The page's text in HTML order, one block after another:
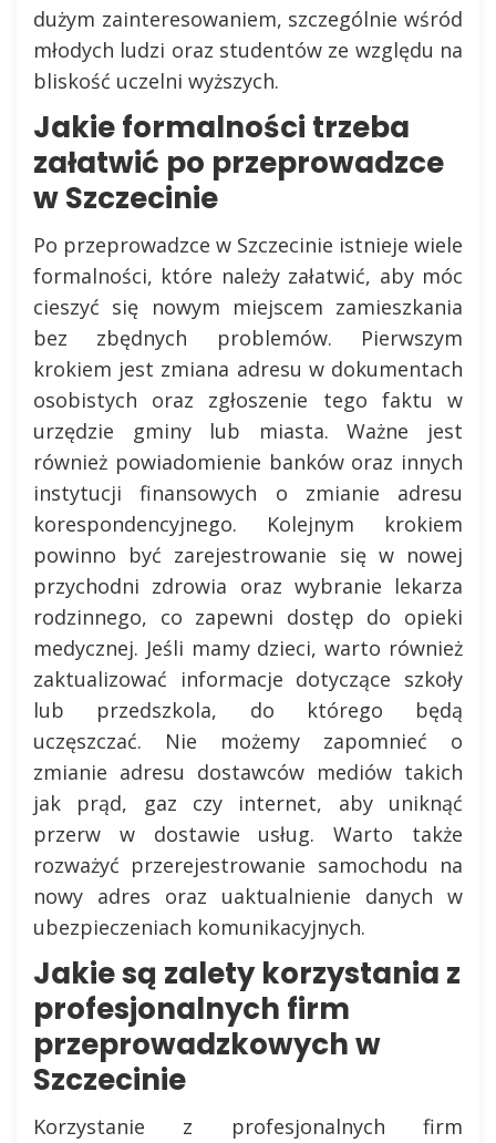
dużym zainteresowaniem, szczególnie wśród
młodych ludzi oraz studentów ze względu na
bliskość uczelni wyższych.
Jakie formalności trzeba
załatwić po przeprowadzce
w Szczecinie
Po przeprowadzce w Szczecinie istnieje wiele
formalności, które należy załatwić, aby móc
cieszyć się nowym miejscem zamieszkania
bez zbędnych problemów. Pierwszym
krokiem jest zmiana adresu w dokumentach
osobistych oraz zgłoszenie tego faktu w
urzędzie gminy lub miasta. Ważne jest
również powiadomienie banków oraz innych
instytucji finansowych o zmianie adresu
korespondencyjnego. Kolejnym krokiem
powinno być zarejestrowanie się w nowej
przychodni zdrowia oraz wybranie lekarza
rodzinnego, co zapewni dostęp do opieki
medycznej. Jeśli mamy dzieci, warto również
zaktualizować informacje dotyczące szkoły
lub przedszkola, do którego będą
uczęszczać. Nie możemy zapomnieć o
zmianie adresu dostawców mediów takich
jak prąd, gaz czy internet, aby uniknąć
przerw w dostawie usług. Warto także
rozważyć przerejestrowanie samochodu na
nowy adres oraz uaktualnienie danych w
ubezpieczeniach komunikacyjnych.
Jakie są zalety korzystania z
profesjonalnych firm
przeprowadzkowych w
Szczecinie
Korzystanie z profesjonalnych firm